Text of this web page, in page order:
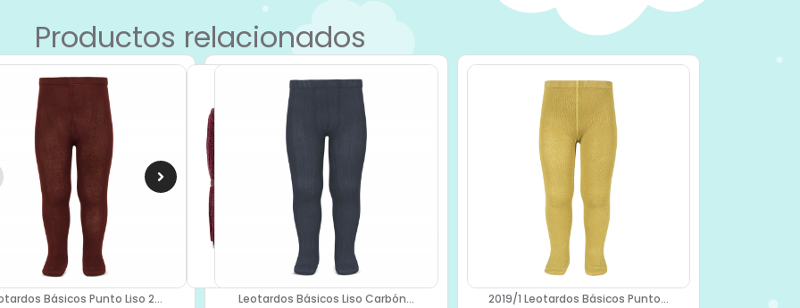
Productos relacionados
Básicos Punto Liso 2...
Leotardos Básicos Liso Carbón...
2019/1 Leotardos Básicos Punto...